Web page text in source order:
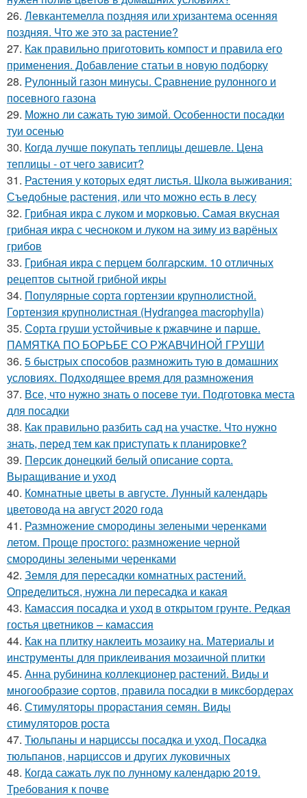
26. Левкантемелла поздняя или хризантема осенняя
поздняя. Что же это за растение?
27. Как правильно приготовить компост и правила его
применения. Добавление статьи в новую подборку
28. Рулонный газон минусы. Сравнение рулонного и
посевного газона
29. Можно ли сажать тую зимой. Особенности посадки
туи осенью
30. Когда лучше покупать теплицы дешевле. Цена
теплицы - от чего зависит?
31. Растения у которых едят листья. Школа выживания:
Съедобные растения, или что можно есть в лесу
32. Грибная икра с луком и морковью. Самая вкусная
грибная икра с чесноком и луком на зиму из варёных
грибов
33. Грибная икра с перцем болгарским. 10 отличных
рецептов сытной грибной икры
34. Популярные сорта гортензии крупнолистной.
Гортензия крупнолистная (Hydrangea macrophylla)
35. Сорта груши устойчивые к ржавчине и парше.
ПАМЯТКА ПО БОРЬБЕ СО РЖАВЧИНОЙ ГРУШИ
36. 5 быстрых способов размножить тую в домашних
условиях. Подходящее время для размножения
37. Все, что нужно знать о посеве туи. Подготовка места
для посадки
38. Как правильно разбить сад на участке. Что нужно
знать, перед тем как приступать к планировке?
39. Персик донецкий белый описание сорта.
Выращивание и уход
40. Комнатные цветы в августе. Лунный календарь
цветовода на август 2020 года
41. Размножение смородины зелеными черенками
летом. Проще простого: размножение черной
смородины зелеными черенками
42. Земля для пересадки комнатных растений.
Определиться, нужна ли пересадка и какая
43. Камассия посадка и уход в открытом грунте. Редкая
гостья цветников – камассия
44. Как на плитку наклеить мозаику на. Материалы и
инструменты для приклеивания мозаичной плитки
45. Анна рубинина коллекционер растений. Виды и
многообразие сортов, правила посадки в миксбордерах
46. Стимуляторы прорастания семян. Виды
стимуляторов роста
47. Тюльпаны и нарциссы посадка и уход. Посадка
тюльпанов, нарциссов и других луковичных
48. Когда сажать лук по лунному календарю 2019.
Требования к почве